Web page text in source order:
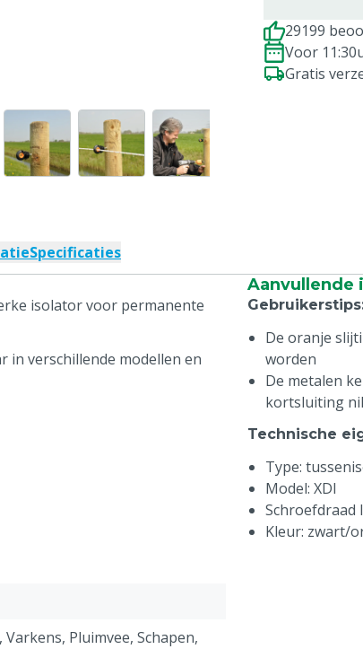
29199
Voor
Gratis
Specificaties
isolator voor permanente
in verschillende modellen en
Aanvullende
Gebruikerstips
De oranje
worden
De metalen
kortsluiting
Technische
Type:
Model: XDI
Schroefdraad
Kleur: zwart/
Varkens, Pluimvee, Schapen,